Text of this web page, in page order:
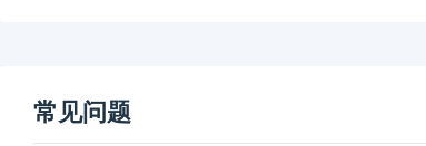
常见问题